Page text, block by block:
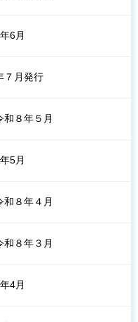
6月
７月発行
８年５月
5月
８年４月
８年３月
4月